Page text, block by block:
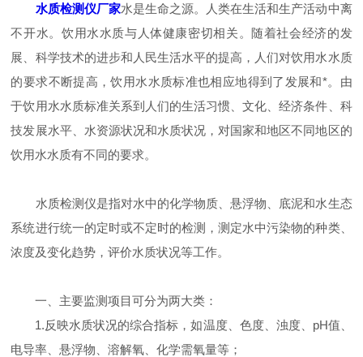
水质检测仪厂家水是生命之源。人类在生活和生产活动中离
不开水。饮用水水质与人体健康密切相关。随着社会经济的发
展、科学技术的进步和人民生活水平的提高，人们对饮用水水质
的要求不断提高，饮用水水质标准也相应地得到了发展和*。由
于饮用水水质标准关系到人们的生活习惯、文化、经济条件、科
技发展水平、水资源状况和水质状况，对国家和地区不同地区的
饮用水水质有不同的要求。
水质检测仪是指对水中的化学物质、悬浮物、底泥和水生态
系统进行统一的定时或不定时的检测，测定水中污染物的种类、
浓度及变化趋势，评价水质状况等工作。
一、主要监测项目可分为两大类：
1.反映水质状况的综合指标，如温度、色度、浊度、pH值、
电导率、悬浮物、溶解氧、化学需氧量等；